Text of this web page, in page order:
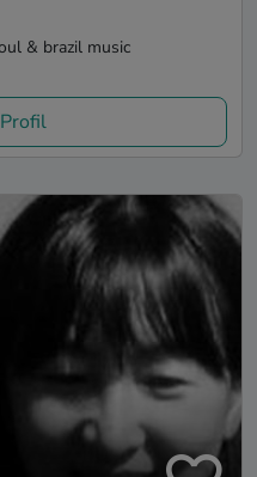
& brazil music